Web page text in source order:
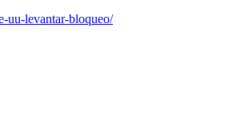
uu-levantar-bloqueo/